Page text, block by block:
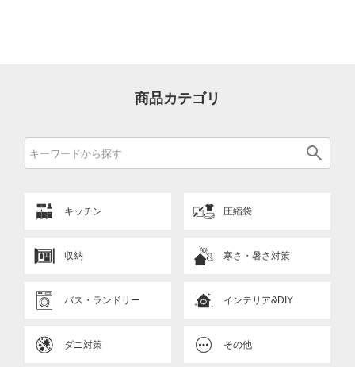
商品カテゴリ
キッチン 圧縮袋
収納 寒さ・暑さ対策
バス・ランドリー インテリア&DIY
ダニ対策 その他